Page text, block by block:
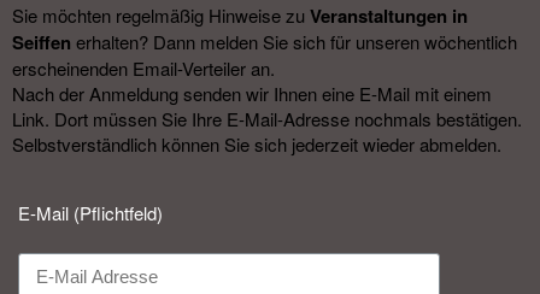
Sie möchten regelmäßig Hinweise zu Veranstal­tungen in
Seiffen erhalten? Dann melden Sie sich für unseren wöchentlich
erscheinenden Email-Verteiler an.
Nach der Anmeldung senden wir Ihnen eine E-Mail mit einem
Link. Dort müssen Sie Ihre E-Mail-Adresse nochmals bestätigen.
Selbstverständlich können Sie sich jederzeit wieder abmelden.​
E-Mail (Pflichtfeld)